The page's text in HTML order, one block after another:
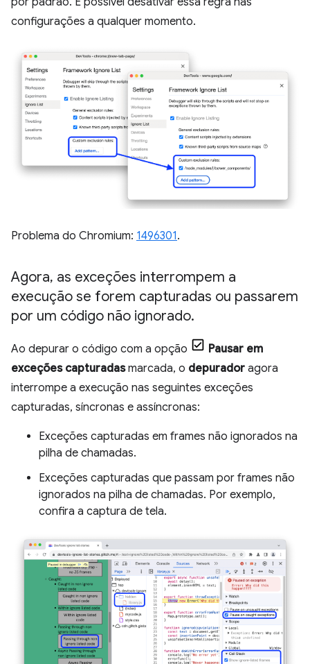
configurações a qualquer momento.
Problema do Chromium: 1496301.
Agora, as exceções interrompem a
execução se forem capturadas ou passarem
por um código não ignorado.
Ao depurar o código com a opção
Pausar em
exceções capturadasmarcada, o depurador agora
interrompe a execução nas seguintes exceções
capturadas, síncronas e assíncronas:
Exceções capturadas em frames não ignorados na
pilha de chamadas.
Exceções capturadas que passam por frames não
ignorados na pilha de chamadas. Por exemplo,
confira a captura de tela.